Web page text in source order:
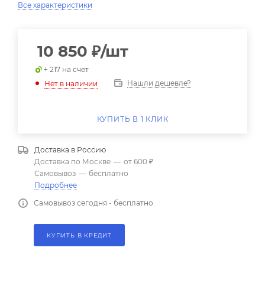
Все характеристики
10 850 ₽/шт
+ 217 на счет
Нет в наличии
Нашли дешевле?
КУПИТЬ В 1 КЛИК
Доставка в Россию
Доставка по Москве — от 600 ₽
Самовывоз — бесплатно
Подробнее
Самовывоз сегодня - бесплатно
КУПИТЬ В КРЕДИТ